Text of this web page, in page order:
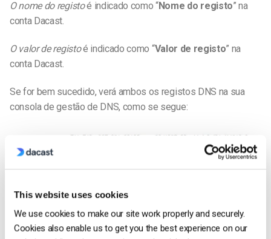
This website uses cookies
We use cookies to make our site work properly and securely.
Cookies also enable us to get you the best experience on our
O nome do registoé indicado como “Nome do registo” na
conta Dacast.
O valor de registoé indicado como “Valor de registo” na
conta Dacast.
Se for bem sucedido, verá ambos os registos DNS na sua
consola de gestão de DNS, como se segue:
3. Quando os registos DNS estiverem definidos, clique no
botão “Verificar CNAME“.